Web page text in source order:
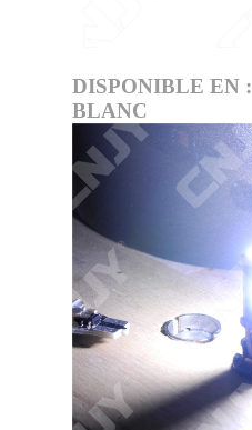
DISPONIBLE EN :
BLANC